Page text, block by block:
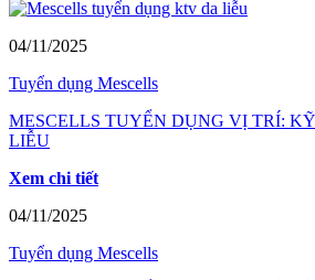
04/11/2025
Tuyển dụng Mescells
MESCELLS TUYỂN DỤNG VỊ TRÍ:
LIỄU
Xem chi tiết
04/11/2025
Tuyển dụng Mescells